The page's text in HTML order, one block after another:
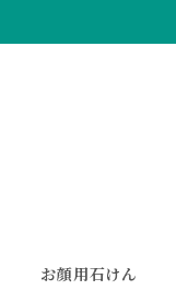
お顔用石けん